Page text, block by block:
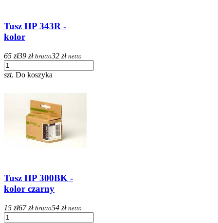
Tusz HP 343R -
kolor
65 zł39 zł brutto32 zł netto
szt. Do koszyka
Tusz HP 300BK -
kolor czarny
15 zł67 zł brutto54 zł netto